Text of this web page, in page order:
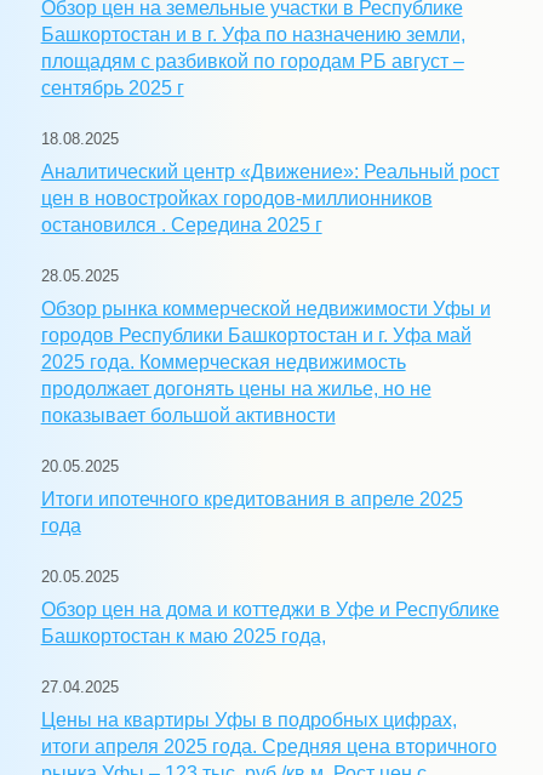
Обзор цен на земельные участки в Республике
Башкортостан и в г. Уфа по назначению земли,
площадям с разбивкой по городам РБ август –
сентябрь 2025 г
18.08.2025
Аналитический центр «Движение»: Реальный рост
цен в новостройках городов-миллионников
остановился . Середина 2025 г
28.05.2025
Обзор рынка коммерческой недвижимости Уфы и
городов Республики Башкортостан и г. Уфа май
2025 года. Коммерческая недвижимость
продолжает догонять цены на жилье, но не
показывает большой активности
20.05.2025
Итоги ипотечного кредитования в апреле 2025
года
20.05.2025
Обзор цен на дома и коттеджи в Уфе и Республике
Башкортостан к маю 2025 года,
27.04.2025
Цены на квартиры Уфы в подробных цифрах,
итоги апреля 2025 года. Средняя цена вторичного